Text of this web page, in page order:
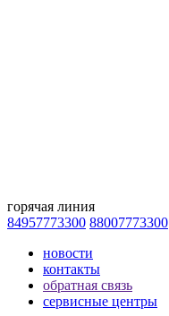
горячая линия
84957773300 88007773300
новости
контакты
обратная связь
сервисные центры